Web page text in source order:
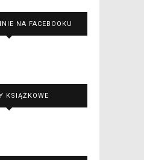
NA FACEBOOKU
KSIĄŻKOWE